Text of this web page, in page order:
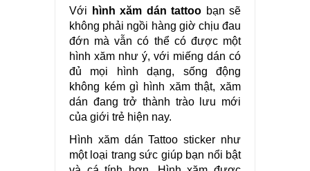
Với hình xăm dán tattoo bạn sẽ
không phải ngồi hàng giờ chịu đau
đớn mà vẫn có thể có được một
hình xăm như ý, với miếng dán có
đủ mọi hình dạng, sống động
không kém gì hình xăm thật, xăm
dán đang trở thành trào lưu mới
của giới trẻ hiện nay.
Hình xăm dán Tattoo sticker như
một loại trang sức giúp bạn nổi bật